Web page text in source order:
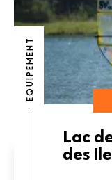
EQUIPEMENT
Lac
des